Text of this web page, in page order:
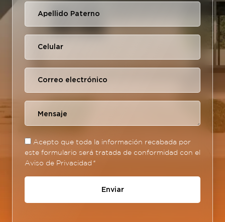
Acepto que toda la información recabada por
este formulario será tratada de conformidad con el
Aviso de Privacidad *
Enviar